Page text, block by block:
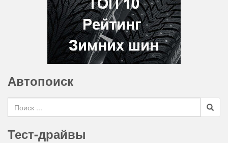
Автопоиск
Search for
Тест-драйвы